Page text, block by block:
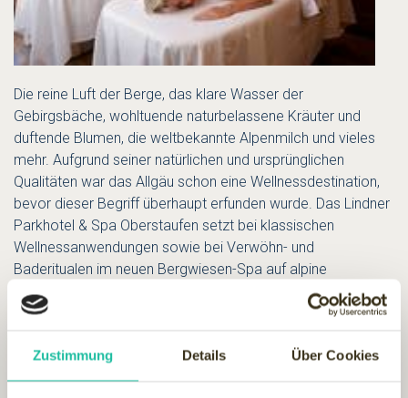
Zustimmung Details Über Cookies
Die reine Luft der Berge, das klare Wasser der
Gebirgsbäche, wohltuende naturbelassene Kräuter und
duftende Blumen, die weltbekannte Alpenmilch und vieles
mehr. Aufgrund seiner natürlichen und ursprünglichen
Qualitäten war das Allgäu schon eine Wellnessdestination,
bevor dieser Begriff überhaupt erfunden wurde. Das Lindner
Parkhotel & Spa Oberstaufen setzt bei klassischen
Wellnessanwendungen sowie bei Verwöhn- und
Baderitualen im neuen Bergwiesen-Spa auf alpine
Naturprodukte und das traditionelle Wissen um ihre Wirkung.
Ein Heu-Peeling sorgt für Muskel-Entspannung, während ein
In Kombination mit einer „Kräutermischung“ aus Wacholder,
Thymian oder Latschenkiefer stimuliert das Bergsalz den